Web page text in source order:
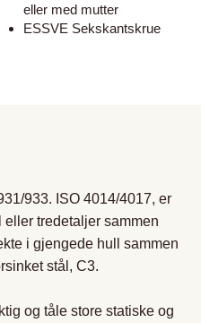
eller med mutter
ESSVE Sekskantskrue
933. ISO 4014/4017, er
eller tredetaljer sammen
i gjengede hull sammen
stål, C3.
og tåle store statiske og